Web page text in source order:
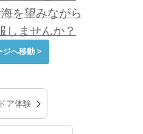
を望みながら
しませんか？
ジへ移動 >
ア体験